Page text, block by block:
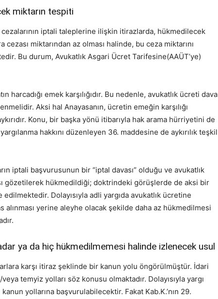
miktarın tespiti
iptali taleplerine ilişkin itirazlarda, hükmedilecek
miktarından az olması halinde, bu ceza miktarını
Bu durum, Avukatlık Asgari Ücret Tarifesine(AAÜT’ye)
harcadığı emek karşılığıdır. Bu nedenle, avukatlık ücreti dava
Aksi hal Anayasanın, ücretin emeğin karşılığı
Konu, bir başka yönü itibarıyla hak arama hürriyetini de
hakkını düzenleyen 36. maddesine de aykırılık teşkil
iptali başvurusunun bir “iptal davası” olduğu ve avukatlık
gözetilerek hükmedildiği; doktrindeki görüşlerde de aksi bir
Dolayısıyla adli yargıda avukatlık ücretine
alınması yerine aleyhe olacak şekilde daha az hükmedilmesi
ya da hiç hükmedilmemesi halinde izlenecek usul
karşı itiraz şeklinde bir kanun yolu öngörülmüştür. İdari
temyiz yolları söz konusu olmaktadır. Dolayısıyla yargı
yollarına başvurulabilecektir. Fakat Kab.K.’nın 29.